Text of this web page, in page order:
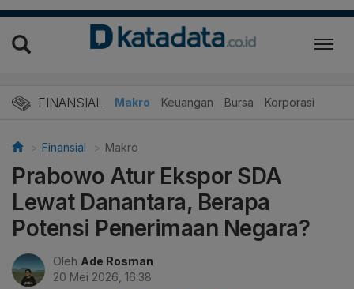
FINANSIAL Makro Keuangan Bursa Korporasi
Finansial Makro
Prabowo Atur Ekspor SDA
Lewat Danantara, Berapa
Potensi Penerimaan Negara?
Oleh Ade Rosman
20 Mei 2026, 16:38